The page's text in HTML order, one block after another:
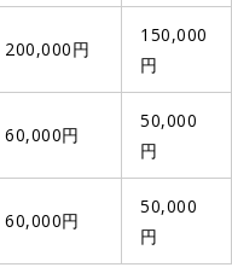
200,000円
150,000
円
60,000円
50,000
円
60,000円
50,000
円